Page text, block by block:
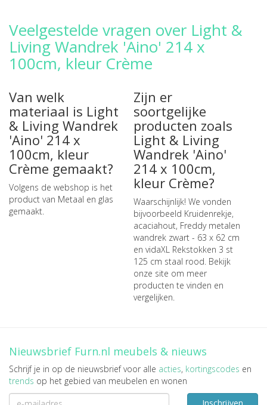
Veelgestelde vragen over Light &
Living Wandrek 'Aino' 214 x
100cm, kleur Crème
Van welk
materiaal is Light
& Living Wandrek
'Aino' 214 x
100cm, kleur
Crème gemaakt?
Volgens de webshop is het
product van Metaal en glas
gemaakt.
Zijn er
soortgelijke
producten zoals
Light & Living
Wandrek 'Aino'
214 x 100cm,
kleur Crème?
Waarschijnlijk! We vonden
bijvoorbeeld Kruidenrekje,
acaciahout, Freddy metalen
wandrek zwart - 63 x 62 cm
en vidaXL Rekstokken 3 st
125 cm staal rood. Bekijk
onze site om meer
producten te vinden en
vergelijken.
Nieuwsbrief Furn.nl meubels & nieuws
Schrijf je in op de nieuwsbrief voor alle acties, kortingscodes en
trends op het gebied van meubelen en wonen